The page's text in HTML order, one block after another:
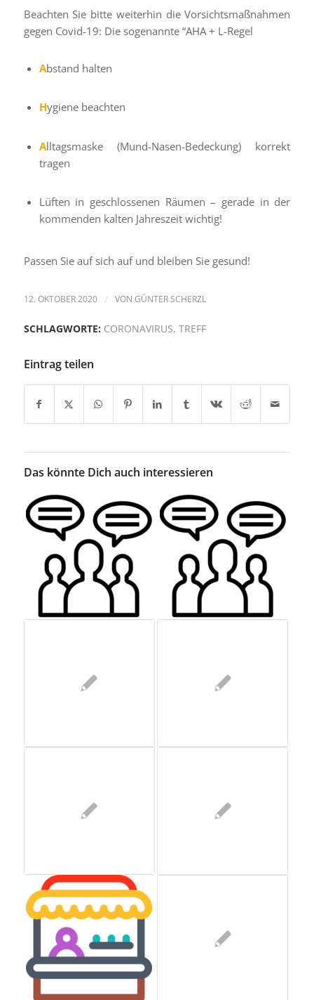
Beachten Sie bitte weiterhin die Vorsichtsmaßnahmen
gegen Covid-19: Die sogenannte “AHA + L-Regel
Abstand halten
Hygiene beachten
Alltagsmaske (Mund-Nasen-Bedeckung) korrekt
tragen
Lüften in geschlossenen Räumen – gerade in der
kommenden kalten Jahreszeit wichtig!
Passen Sie auf sich auf und bleiben Sie gesund!
12. OKTOBER 2020 / VON GÜNTER SCHERZL
SCHLAGWORTE: CORONAVIRUS, TREFF
Eintrag teilen
Das könnte Dich auch interessieren